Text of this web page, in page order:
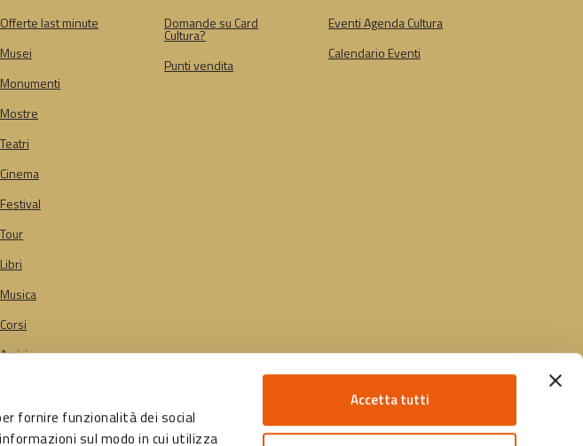
fornire funzionalità dei social
sul modo in cui utilizza
Accetta tutti
Offerte last minute
Musei
Monumenti
Mostre
Teatri
Cinema
Festival
Tour
Libri
Musica
Corsi
Amici
Domande su Card
Cultura?
Punti vendita
Eventi Agenda Cultura
Calendario Eventi